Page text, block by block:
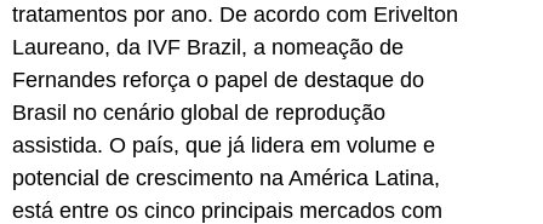
tratamentos por ano. De acordo com Erivelton
Laureano, da IVF Brazil, a nomeação de
Fernandes reforça o papel de destaque do
Brasil no cenário global de reprodução
assistida. O país, que já lidera em volume e
potencial de crescimento na América Latina,
está entre os cinco principais mercados com